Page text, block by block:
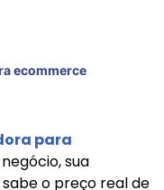
ecommerce
para
sua
o preço real de